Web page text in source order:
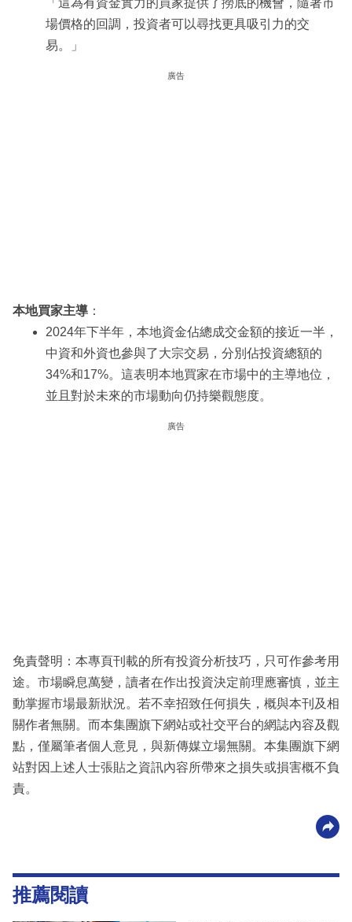
「這為有資金實力的買家提供了撈底的機會，隨著市
場價格的回調，投資者可以尋找更具吸引力的交
易。」
廣告
本地買家主導 ：
2024年下半年，本地資金佔總成交金額的接近一半，
中資和外資也參與了大宗交易，分別佔投資總額的
34%和17%。這表明本地買家在市場中的主導地位，
並且對於未來的市場動向仍持樂觀態度。
廣告
免責聲明：本專頁刊載的所有投資分析技巧，只可作參考用
途。市場瞬息萬變，讀者在作出投資決定前理應審慎，並主
動掌握市場最新狀況。若不幸招致任何損失，概與本刊及相
關作者無關。而本集團旗下網站或社交平台的網誌內容及觀
點，僅屬筆者個人意見，與新傳媒立場無關。本集團旗下網
站對因上述人士張貼之資訊內容所帶來之損失或損害概不負
責。
推薦閱讀